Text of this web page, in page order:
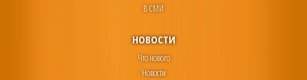
В СМИ
НОВОСТИ
Что нового
Новости